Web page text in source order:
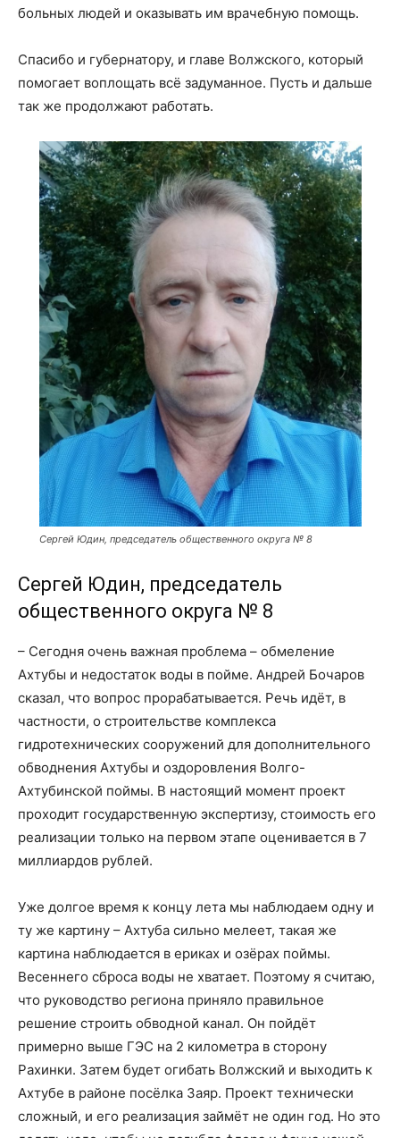
больных людей и оказывать им врачебную помощь.
Спасибо и губернатору, и главе Волжского, который
помогает воплощать всё задуманное. Пусть и дальше
так же продолжают работать.
Сергей Юдин, председатель общественного округа № 8
Сергей Юдин, председатель
общественного округа № 8
– Сегодня очень важная проблема – обмеление
Ахтубы и недостаток воды в пойме. Андрей Бочаров
сказал, что вопрос прорабатывается. Речь идёт, в
частности, о строительстве комплекса
гидротехнических сооружений для дополнительного
обводнения Ахтубы и оздоровления Волго-
Ахтубинской поймы. В настоящий момент проект
проходит государственную экспертизу, стоимость его
реализации только на первом этапе оценивается в 7
миллиардов рублей.
Уже долгое время к концу лета мы наблюдаем одну и
ту же картину – Ахтуба сильно мелеет, такая же
картина наблюдается в ериках и озёрах поймы.
Весеннего сброса воды не хватает. Поэтому я считаю,
что руководство региона приняло правильное
решение строить обводной канал. Он пойдёт
примерно выше ГЭС на 2 километра в сторону
Рахинки. Затем будет огибать Волжский и выходить к
Ахтубе в районе посёлка Заяр. Проект технически
сложный, и его реализация займёт не один год. Но это